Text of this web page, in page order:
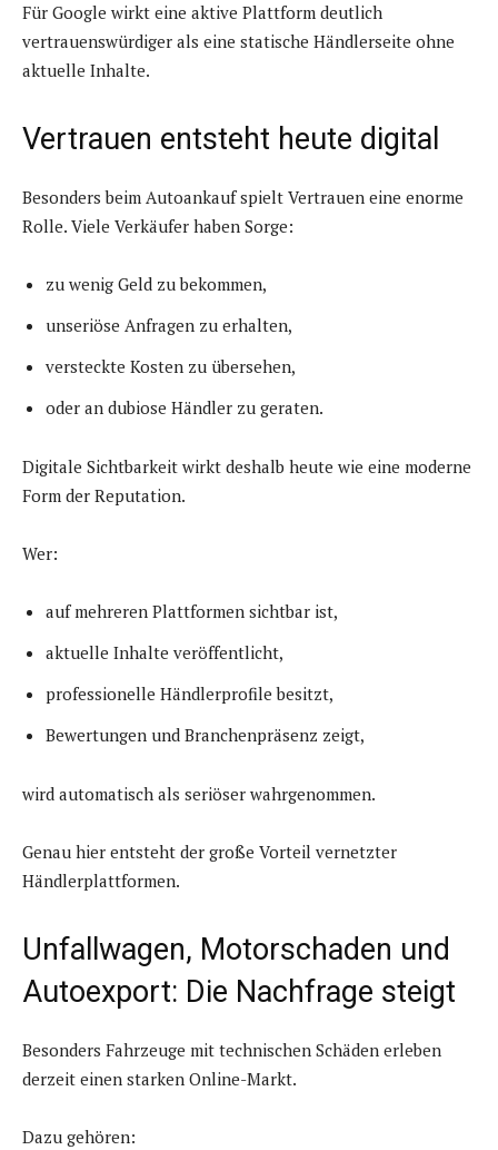
Für Google wirkt eine aktive Plattform deutlich
vertrauenswürdiger als eine statische Händlerseite ohne
aktuelle Inhalte.
Vertrauen entsteht heute digital
Besonders beim Autoankauf spielt Vertrauen eine enorme
Rolle. Viele Verkäufer haben Sorge:
zu wenig Geld zu bekommen,
unseriöse Anfragen zu erhalten,
versteckte Kosten zu übersehen,
oder an dubiose Händler zu geraten.
Digitale Sichtbarkeit wirkt deshalb heute wie eine moderne
Form der Reputation.
Wer:
auf mehreren Plattformen sichtbar ist,
aktuelle Inhalte veröffentlicht,
professionelle Händlerprofile besitzt,
Bewertungen und Branchenpräsenz zeigt,
wird automatisch als seriöser wahrgenommen.
Genau hier entsteht der große Vorteil vernetzter
Händlerplattformen.
Unfallwagen, Motorschaden und
Autoexport: Die Nachfrage steigt
Besonders Fahrzeuge mit technischen Schäden erleben
derzeit einen starken Online-Markt.
Dazu gehören: